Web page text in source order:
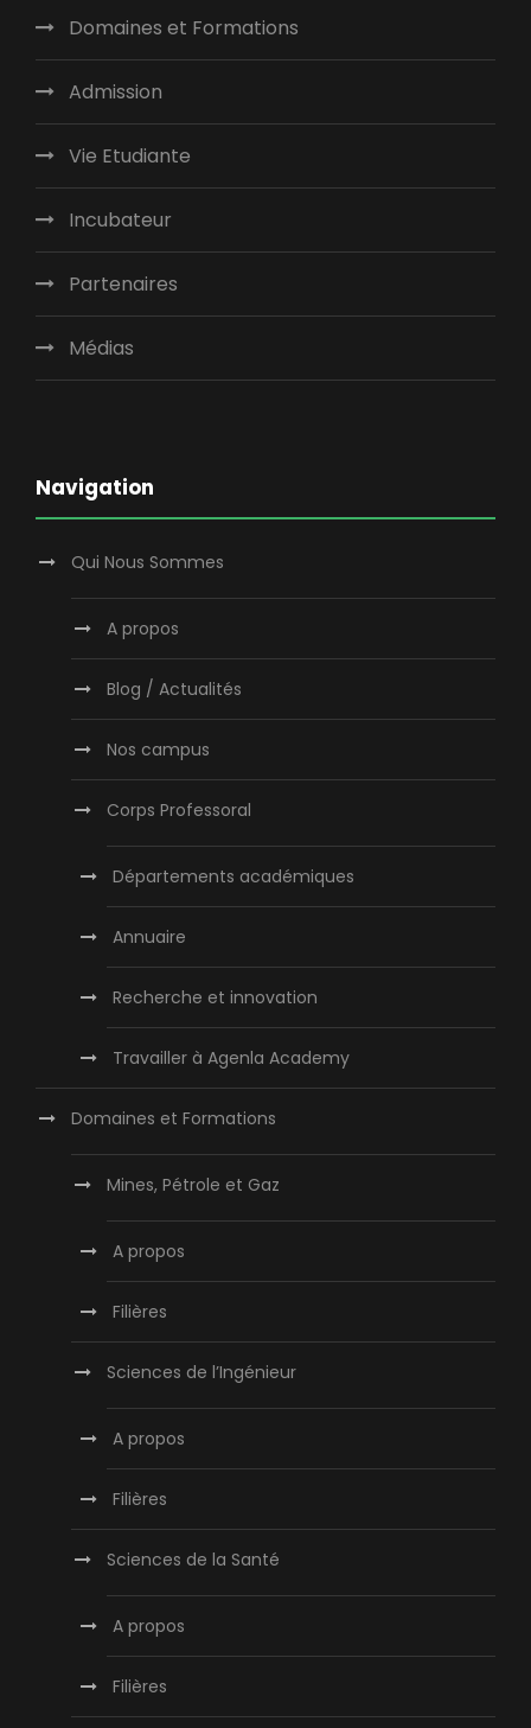
Domaines et Formations
Admission
Vie Etudiante
Incubateur
Partenaires
Médias
Navigation
Qui Nous Sommes
A propos
Blog / Actualités
Nos campus
Corps Professoral
Départements académiques
Annuaire
Recherche et innovation
Travailler à Agenla Academy
Domaines et Formations
Mines, Pétrole et Gaz
A propos
Filières
Sciences de l’Ingénieur
A propos
Filières
Sciences de la Santé
A propos
Filières